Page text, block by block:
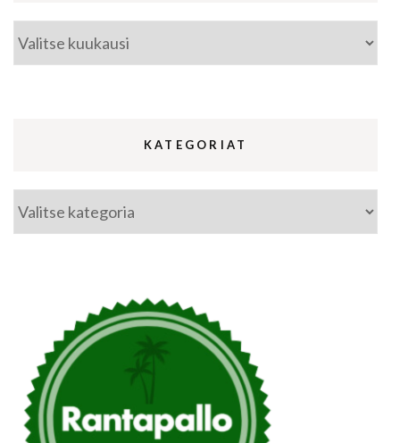
Arkistot
KATEGORIAT
Kategoriat